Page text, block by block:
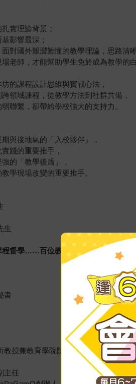
實理論背景；
影響最深；
對國外艱澀難懂的教學理論，思路清
老師，才能幫助學生免於成為教學的白
的課程設計思維與實戰心法，
領域課程，從教學方法到社群共備，
聯繫，卻帶給學校強大的支持力。
與接地氣的「入校夥伴」，
踐的重要推手，
的「教學後盾」，
學現場改變的重要推手。
生
督學……百位教育領域工作者，誠摯推
書
授兼教育學院院長
主任